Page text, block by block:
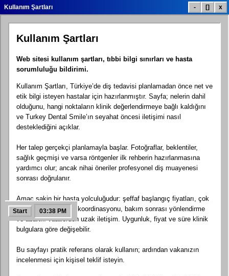
Diş Tedavi Listesi Tedavi Fiyatları
Hasta Yorumları Klinik Bilgisi İletişim.exe
Kullanım Şartları - [] x
Kullanım Şartları
Web sitesi kullanım şartları, tıbbi bilgi sınırları ve hasta
sorumluluğu bildirimi.
Kullanım Şartları, Türkiye’de diş tedavisi planlamadan önce net ve
etik bilgi isteyen hastalar için hazırlanmıştır. Sayfa; nelerin dahil
olduğunu, hangi noktaların klinik değerlendirmeye bağlı kaldığını
ve Turkey Dental Smile’ın seyahat öncesi iletişimi nasıl
desteklediğini açıklar.
Her talep gerçekçi planlamayla başlar. Fotoğraflar, beklentiler,
sağlık geçmişi ve varsa röntgenler ilk rehberin hazırlanmasına
yardımcı olur; ancak nihai öneriler profesyonel diş muayenesi
sonrası doğrulanır.
Amaç sakin bir hasta yolculuğudur: şeffaf başlangıç fiyatları, çok
dilli destek, seyahat koordinasyonu, bakım sonrası yönlendirme
ve abartılı vaatlerden uzak iletişim. Uygunluk, fiyat ve süre klinik
bulgulara göre değişebilir.
Bu sayfayı pratik referans olarak kullanın; ardından vakanızın
incelenmesi için kişisel teklif isteyin.
Start 03:38 PM